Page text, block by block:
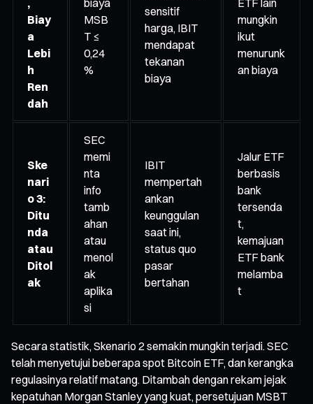
Biay
a
Lebi
h
Ren
dah
MSB
T ≤
0,24
%
sensitif
harga, IBIT
mendapat
tekanan
biaya
mungkin
ikut
menurunk
an biaya
Ske
nari
o 3:
Ditu
nda
atau
Ditol
ak
SEC
memi
nta
info
tamb
ahan
atau
menol
ak
aplika
si
IBIT
mempertah
ankan
keunggulan
saat ini,
status quo
pasar
bertahan
Jalur ETF
berbasis
bank
tersenda
t,
kemajuan
ETF bank
melamba
t
Secara statistik, Skenario 2 semakin mungkin terjadi. SEC
telah menyetujui beberapa spot Bitcoin ETF, dan kerangka
regulasinya relatif matang. Ditambah dengan rekam jejak
kepatuhan Morgan Stanley yang kuat, persetujuan MSBT